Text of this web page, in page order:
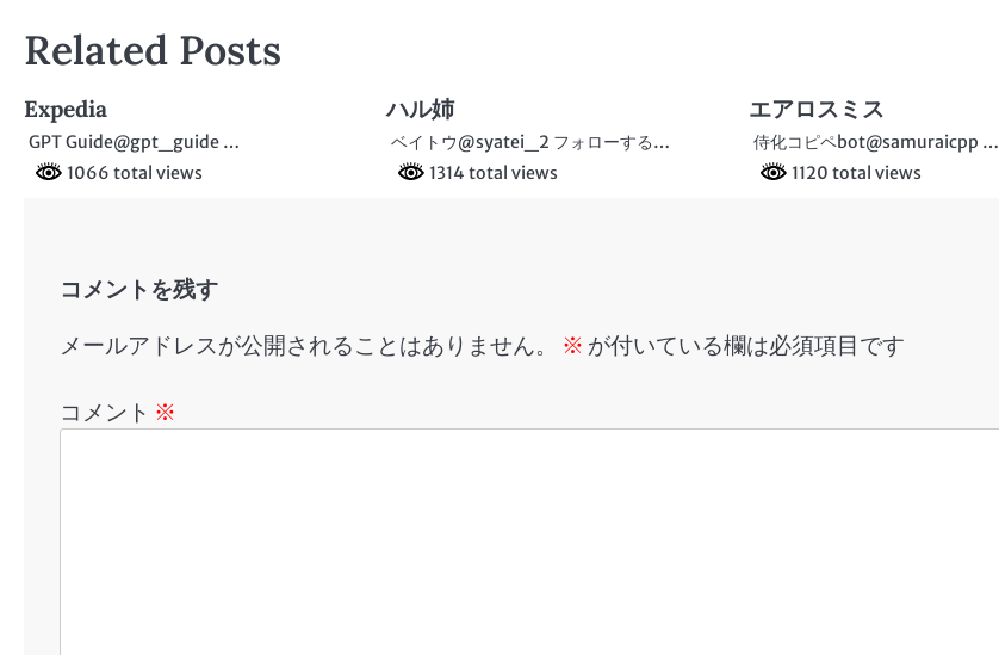
ナ
ビ
ゲ
ー
Related Posts
Expedia
GPT Guide@gpt_guide …
1066 total views
ハル姉
ベイトウ@syatei_2 フォローする…
1314 total views
エアロスミス
侍化コピペbot@samuraicpp …
1120 total views
コメントを残す
メールアドレスが公開されることはありません。
※ が付いている欄は必須項目です
コメント ※